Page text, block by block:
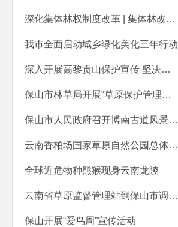
深化集体林权制度改革 | 集体林改推动生态产品价值实现
我市全面启动城乡绿化美化三年行动
深入开展高黎贡山保护宣传 坚决筑牢祖国西南生物生态安全第一道屏障
保山市林草局开展“草原保护管理与林草融合发展”专题讲座
保山市人民政府召开博南古道风景名胜区总体规划专题会议暨市级专家审查会议
云南香柏场国家草原自然公园总体规划通过专家评审
全球近危物种熊猴现身云南龙陵
云南省草原监督管理站到保山市调研指导草原保护建设工作
保山开展“爱鸟周”宣传活动